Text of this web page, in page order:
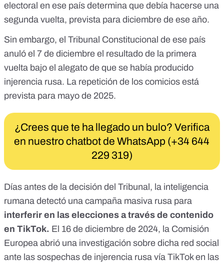
electoral en ese país determina que debía hacerse una
segunda vuelta, prevista para diciembre de ese año.
Sin embargo, el Tribunal Constitucional de ese país
anuló el 7 de diciembre el resultado de la primera
vuelta bajo el alegato de que se había producido
injerencia rusa. La repetición de los comicios está
prevista para mayo de 2025.
¿Crees que te ha llegado un bulo? Verifica
en nuestro chatbot de WhatsApp (+34 644
229 319)
Días antes de la decisión del Tribunal, la inteligencia
rumana detectó una campaña masiva rusa para
interferir en las elecciones a través de contenido
en TikTok. El 16 de diciembre de 2024, la Comisión
Europea abrió una investigación sobre dicha red social
ante las sospechas de injerencia rusa vía TikTok en las